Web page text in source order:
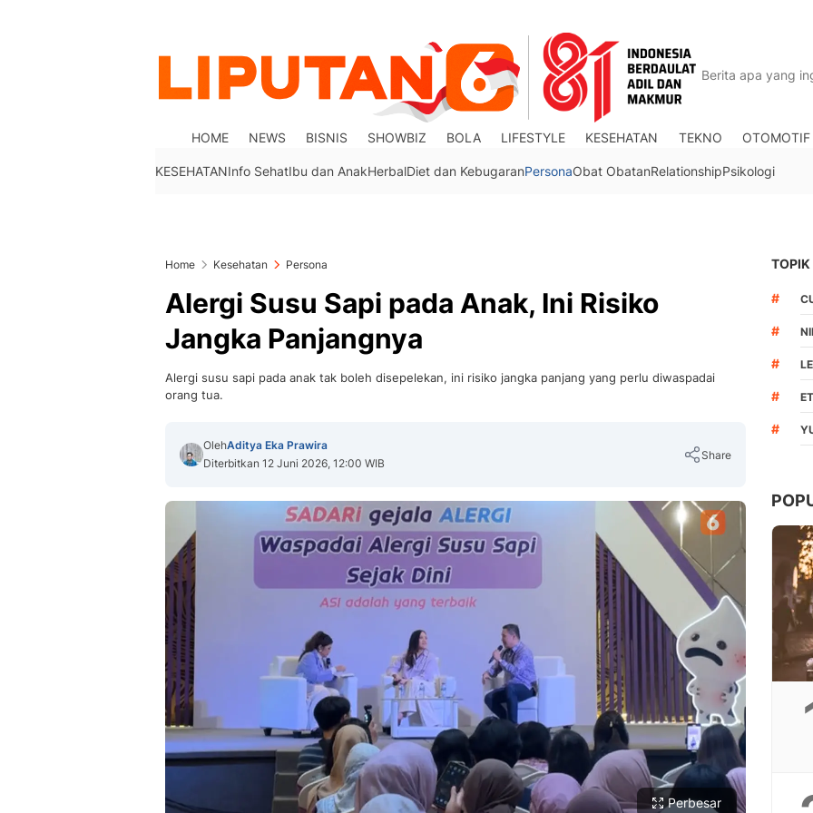
HOME NEWS BISNIS SHOWBIZ BOLA LIFESTYLE KESEHATAN TEKNO OTOMOTIF
KESEHATANInfo SehatIbu dan AnakHerbalDiet dan KebugaranPersonaObat ObatanRelationshipPsikologi
Home Kesehatan Persona
Alergi Susu Sapi pada Anak, Ini Risiko
Jangka Panjangnya
Alergi susu sapi pada anak tak boleh disepelekan, ini risiko jangka panjang yang perlu diwaspadai
orang tua.
OlehAditya Eka Prawira
Diterbitkan 12 Juni 2026, 12:00 WIB
Share
Copy Link
Perbesar
TOPIK
#
#
#
#
#